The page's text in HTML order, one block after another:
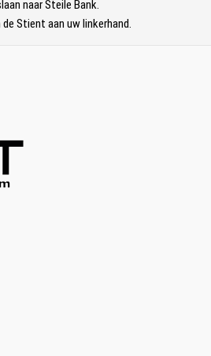
naar Steile Bank.
Stient aan uw linkerhand.